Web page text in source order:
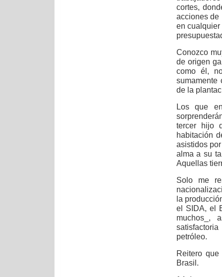
cortes,
acciones de
en cualquier
Conozco
de origen
como él,
sumamente
de la
Los que
tercer hijo
habitación
asistidos
alma a su
Aquellas
Solo me
la
el SIDA, el
muchos_,
petróleo.
Reitero
Brasil.